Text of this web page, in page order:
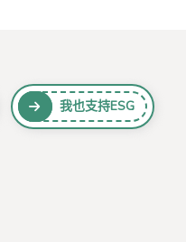
我也支持ESG